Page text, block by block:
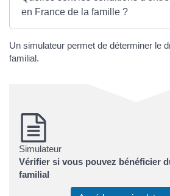
en France de la famille ?
Un simulateur permet de déterminer le
familial.
Simulateur
Vérifier si vous pouvez bénéficier
familial